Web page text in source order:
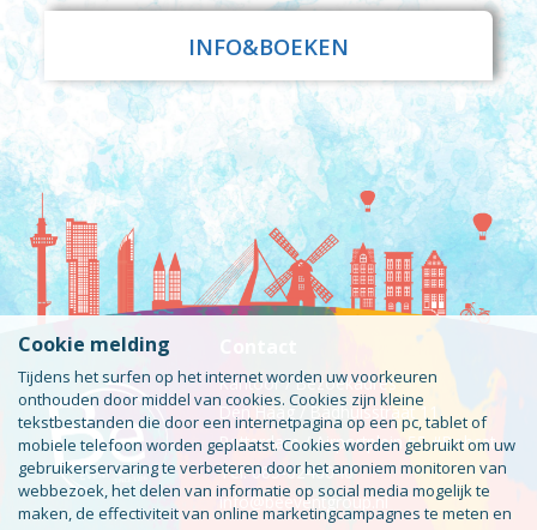
INFO&BOEKEN
Kantoor / Bezoekadres
Den Haag / Badhuisstraat 11
Rotterdam / Airportplein 55 #Bobcat
Tel: 085-0240046
info@beeventgroup.nl
Cookie melding
Tijdens het surfen op het internet worden uw voorkeuren
onthouden door middel van cookies. Cookies zijn kleine
tekstbestanden die door een internetpagina op een pc, tablet of
mobiele telefoon worden geplaatst. Cookies worden gebruikt om uw
gebruikerservaring te verbeteren door het anoniem monitoren van
webbezoek, het delen van informatie op social media mogelijk te
maken, de effectiviteit van online marketingcampagnes te meten en